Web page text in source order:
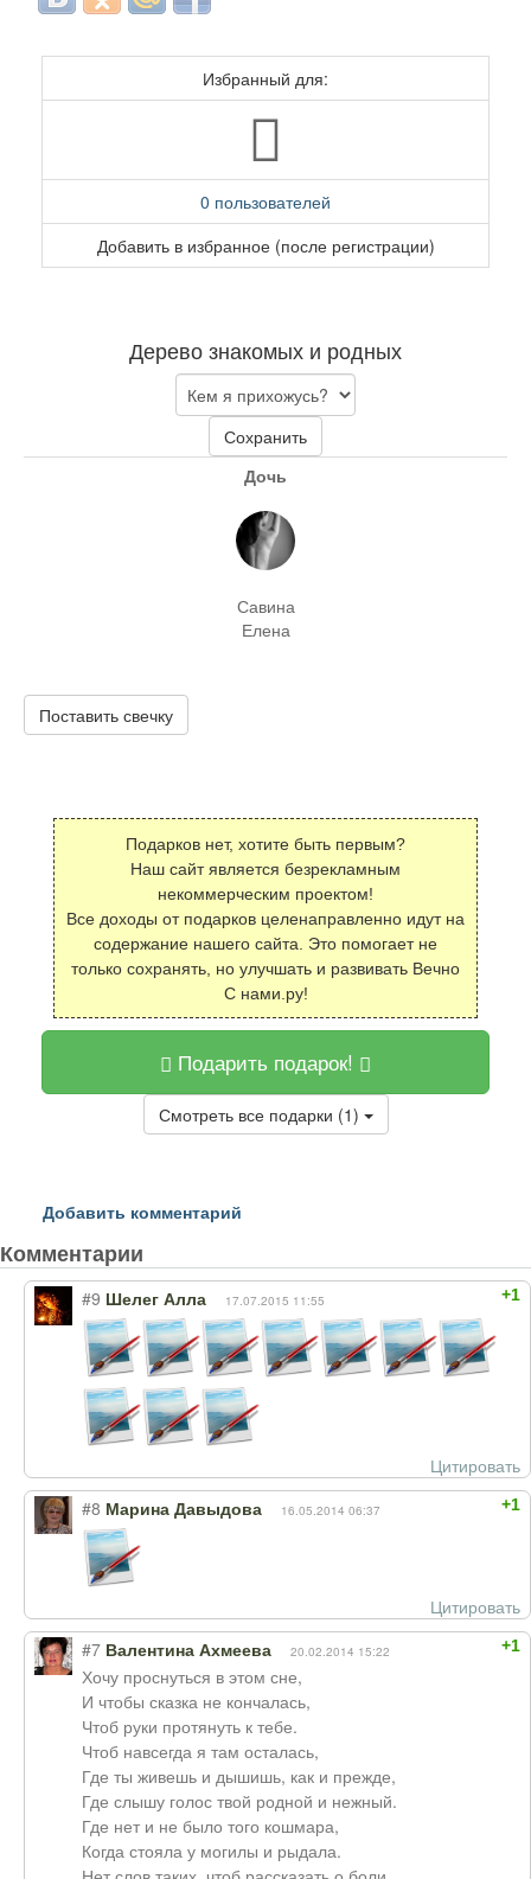
Избранный для:
0 пользователей
Добавить в избранное (после регистрации)
Дерево знакомых и родных
Сохранить
Дочь
Савина
Елена
Поставить свечку
Подарков нет, хотите быть первым?
Наш сайт является безрекламным
некоммерческим проектом!
Все доходы от подарков целенаправленно идут на
содержание нашего сайта. Это помогает не
только сохранять, но улучшать и развивать Вечно
С нами.ру!
Подарить подарок!
Смотреть все подарки (1)
Добавить комментарий
Комментарии
+1
#9 Шелег Алла 17.07.2015 11:55
Цитировать
+1
#8 Марина Давыдова 16.05.2014 06:37
Цитировать
+1
#7 Валентина Ахмеева 20.02.2014 15:22
Хочу проснуться в этом сне,
И чтобы сказка не кончалась,
Чтоб руки протянуть к тебе.
Чтоб навсегда я там осталась,
Где ты живешь и дышишь, как и прежде,
Где слышу голос твой родной и нежный.
Где нет и не было того кошмара,
Когда стояла у могилы и рыдала.